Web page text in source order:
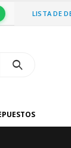
LISTA DE